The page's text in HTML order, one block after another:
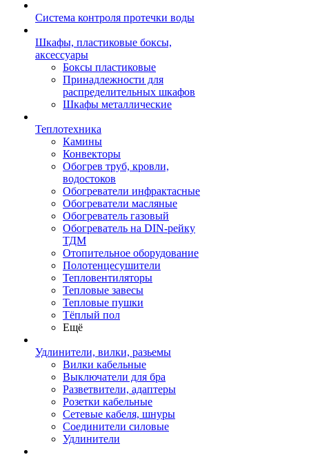
Система контроля протечки воды
Шкафы, пластиковые боксы,
аксессуары
Боксы пластиковые
Принадлежности для
распределительных шкафов
Шкафы металлические
Теплотехника
Камины
Конвекторы
Обогрев труб, кровли,
водостоков
Обогреватели инфрактасные
Обогреватели масляные
Обогреватель газовый
Обогреватель на DIN-рейку
ТДМ
Отопительное оборудование
Полотенцесушители
Тепловентиляторы
Тепловые завесы
Тепловые пушки
Тёплый пол
Ещё
Удлинители, вилки, разьемы
Вилки кабельные
Выключатели для бра
Разветвители, адаптеры
Розетки кабельные
Сетевые кабеля, шнуры
Соединители силовые
Удлинители